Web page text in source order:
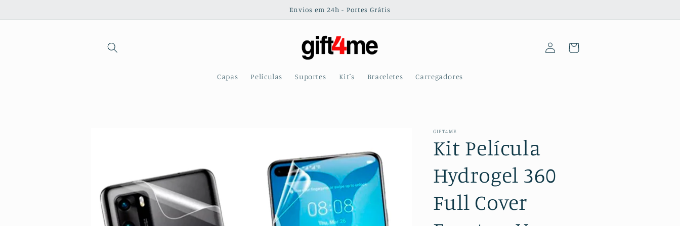
conteúdo
Envios em 24h - Portes Grátis
Capas Películas Suportes Kit´s Braceletes Carregadores
Iniciar
sessão
Carrinho
GIFT4ME
Kit Película
Hydrogel 360
Full Cover